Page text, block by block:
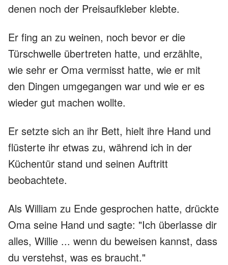
denen noch der Preisaufkleber klebte.
Er fing an zu weinen, noch bevor er die
Türschwelle übertreten hatte, und erzählte,
wie sehr er Oma vermisst hatte, wie er mit
den Dingen umgegangen war und wie er es
wieder gut machen wollte.
Er setzte sich an ihr Bett, hielt ihre Hand und
flüsterte ihr etwas zu, während ich in der
Küchentür stand und seinen Auftritt
beobachtete.
Als William zu Ende gesprochen hatte, drückte
Oma seine Hand und sagte: "Ich überlasse dir
alles, Willie ... wenn du beweisen kannst, dass
du verstehst, was es braucht."